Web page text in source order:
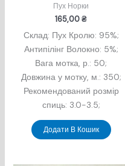
Пух Норки
165,00₴
Склад: Пух Кролю: 95%;
Антипілінг Волокно: 5%;
Вага мотка, р.: 50;
Довжина у мотку, м.: 350;
Рекомендований розмір
спиць: 3.0-3.5;
Додати В Кошик